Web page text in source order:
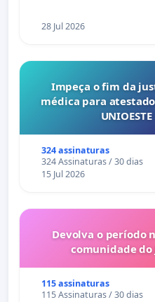
28 Jul 2026
Impeça o fim da
médica para
UNIOESTE
324 assinaturas
324 Assinaturas / 30 dias
15 Jul 2026
Devolva o período
comunidade do
115 assinaturas
115 Assinaturas / 30 dias